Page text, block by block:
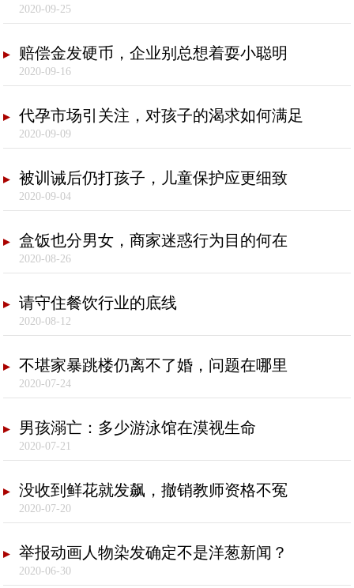
2020-09-25
赔偿金发硬币，企业别总想着耍小聪明
2020-09-16
代孕市场引关注，对孩子的渴求如何满足
2020-09-09
被训诫后仍打孩子，儿童保护应更细致
2020-09-04
盒饭也分男女，商家迷惑行为目的何在
2020-08-26
请守住餐饮行业的底线
2020-08-12
不堪家暴跳楼仍离不了婚，问题在哪里
2020-07-24
男孩溺亡：多少游泳馆在漠视生命
2020-07-21
没收到鲜花就发飙，撤销教师资格不冤
2020-07-20
举报动画人物染发确定不是洋葱新闻？
2020-06-30